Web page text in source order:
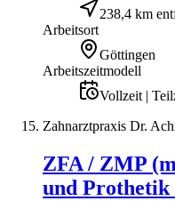
238,4 km
Arbeitsort
Göttingen
Arbeitszeitmodell
Vollzeit |
Zahnarztpraxis Dr.
ZFA / ZMP
und Prothetik